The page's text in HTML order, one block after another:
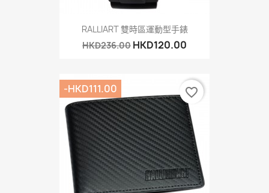
RALLIART 雙時區運動型手錶
HKD236.00 HKD120.00
-HKD111.00 favorite_border